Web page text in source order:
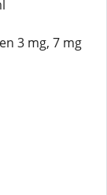
3 mg, 7 mg